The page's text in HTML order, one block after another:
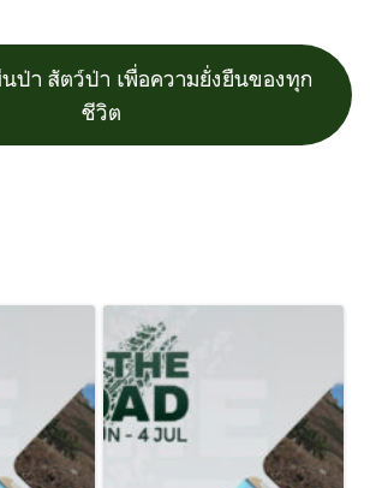
ป่า สัตว์ป่า เพื่อความยั่งยืนของทุก
ชีวิต